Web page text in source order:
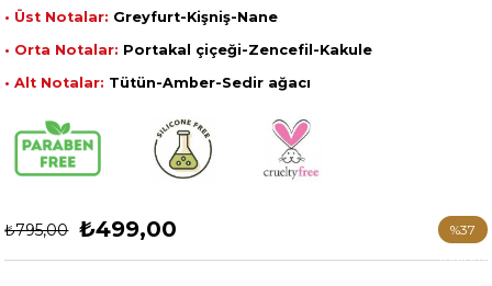
• Üst Notalar: Greyfurt-Kişniş-Nane
• Orta Notalar: Portakal çiçeği-Zencefil-Kakule
• Alt Notalar: Tütün-Amber-Sedir ağacı
₺795,00 ₺499,00 %37
İndirim